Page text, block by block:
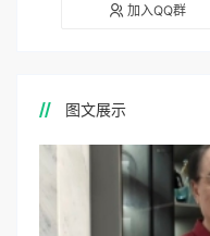
加入QQ群
图文展示